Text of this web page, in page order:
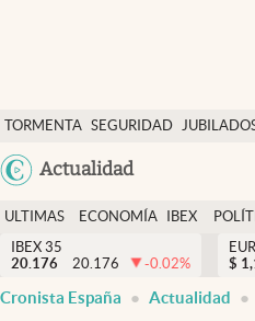
TORMENTA SEGURIDAD
Actualidad
Economía y finanzas
Política
Actualidad
Criptomonedas
España
ULTIMAS
NOTICIAS
ECONOMÍA
FINANZAS
IBEX
EURO
IBEX 35
20.176
20.176 -0.02%
$
Cronista España Actualidad